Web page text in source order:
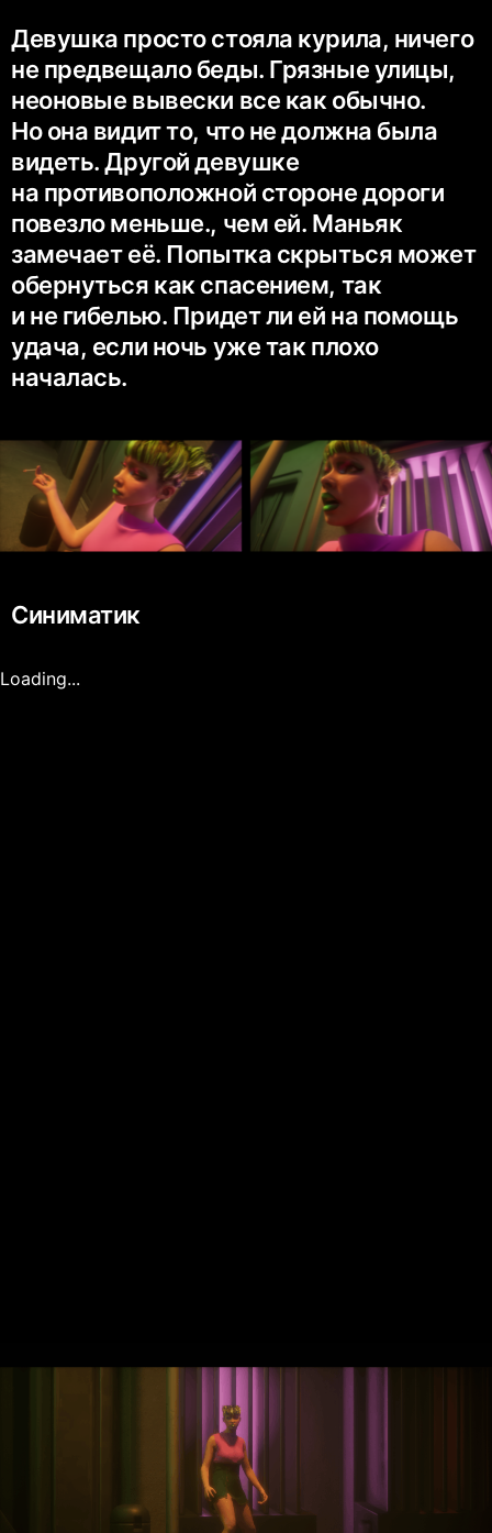
Девушка просто стояла курила, ничего
не предвещало беды. Грязные улицы,
неоновые вывески все как обычно.
Но она видит то, что не должна была
видеть. Другой девушке
на противоположной стороне дороги
повезло меньше., чем ей. Маньяк
замечает её. Попытка скрыться может
обернуться как спасением, так
и не гибелью. Придет ли ей на помощь
удача, если ночь уже так плохо
началась.
Синиматик
Loading...